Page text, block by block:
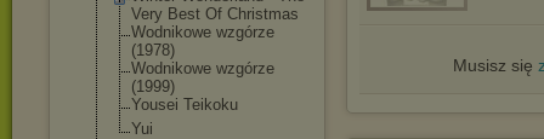
Very Best Of Christmas
Wodnikowe wzgórze
(1978)
Wodnikowe wzgórze
(1999)
Yousei Teikoku
Yui
Musisz się